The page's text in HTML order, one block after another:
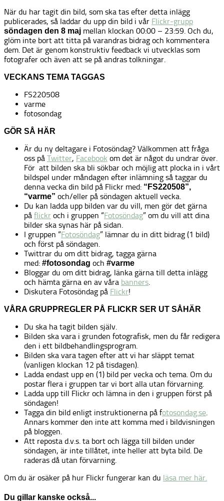
När du har tagit din bild, som ska tas efter detta inlägg
publicerades, så laddar du upp din bild i vår Flickr-grupp
söndagen den 8 maj mellan klockan 00:00 – 23:59. Och du,
glöm inte bort att titta på varandras bidrag och kommentera
dem. Det är genom konstruktiv feedback vi utvecklas som
fotografer och även att se på andras tolkningar.
VECKANS TEMA TAGGAS
FS220508
varme
fotosondag
GÖR SÅ HÄR
Är du ny deltagare i Fotosöndag? Välkommen att fråga
oss på Twitter, Facebook om det är något du undrar över.
För att bilden ska bli sökbar och möjlig att plocka in i vårt
bildspel under måndagen efter inlämning så taggar du
denna vecka din bild på Flickr med: “FS220508”,
“varme” och/eller på söndagen aktuell vecka.
Du kan ladda upp bilden var du vill, men gör det gärna
på flickr och i gruppen “Fotosöndag” om du vill att dina
bilder ska synas här på sidan.
I gruppen “Fotosöndag” lämnar du in ditt bidrag (1 bild)
och först på söndagen.
Twittrar du om ditt bidrag, tagga gärna
med: #fotosondag och #varme
Bloggar du om ditt bidrag, länka gärna till detta inlägg
och hämta gärna en av våra banners.
Diskutera Fotosöndag på Flickr!
VÅRA GRUPPREGLER PÅ FLICKR SER UT SÅHÄR
Du ska ha tagit bilden själv.
Bilden ska vara i grunden fotografisk, men du får redigera
den i ett bildbehandlingsprogram.
Bilden ska vara tagen efter att vi har släppt temat
(vanligen klockan 12 på tisdagen).
Ladda endast upp en (1) bild per vecka och tema. Om du
postar flera i gruppen tar vi bort alla utan förvarning.
Ladda upp till Flickr och lämna in den i gruppen först på
söndagen!
Tagga din bild enligt instruktionerna på fotosondag.se.
Annars kommer den inte att komma med i bildvisningen
på bloggen.
Att reposta d.v.s. ta bort och lägga till bilden under
söndagen, är inte tillåtet, inte heller att byta bild. De
raderas då utan förvarning.
Om du är osäker på hur Flickr fungerar kan du läsa mer här.
Du gillar kanske också...